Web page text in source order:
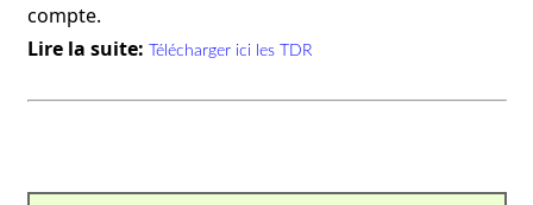
compte.
Lire la suite: Télécharger ici les TDR